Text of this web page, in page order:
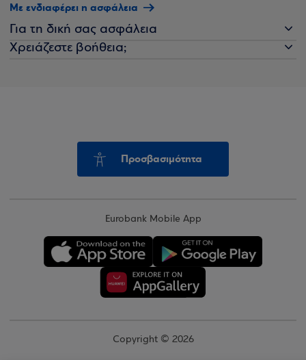
Με ενδιαφέρει η ασφάλεια
Για τη δική σας ασφάλεια
Χρειάζεστε βοήθεια;
Προσβασιμότητα
Eurobank Mobile App
Copyright © 2026